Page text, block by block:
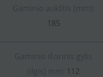
Gaminio aukštis (mm):
185
Gaminio išorinis gylis
(ilgis) mm: 112